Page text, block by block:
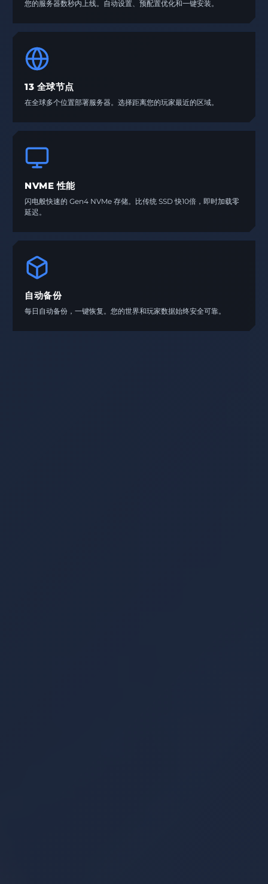
您的服务器数秒内上线。自动设置、预配置优化和一键安装。
13 全球节点
在全球多个位置部署服务器。选择距离您的玩家最近的区域。
NVME 性能
闪电般快速的 Gen4 NVMe 存储。比传统 SSD 快10倍，即时加载零
延迟。
自动备份
每日自动备份，一键恢复。您的世界和玩家数据始终安全可靠。